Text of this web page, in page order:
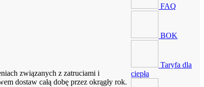
związanych z zatruciami i
dostaw całą dobę przez okrągły rok.
FAQ
BOK
Taryfa dla
ciepła